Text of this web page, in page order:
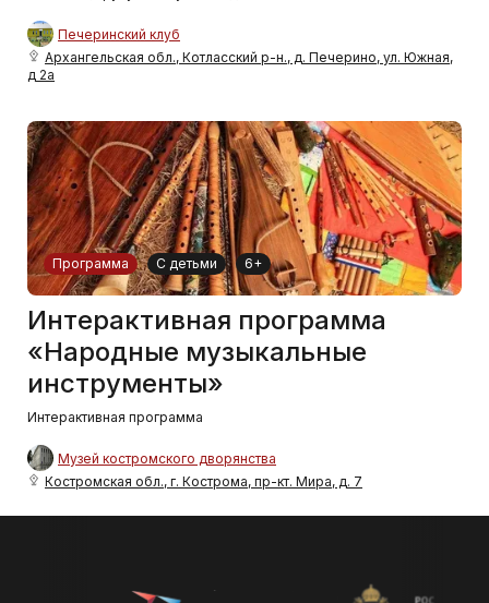
Печеринский клуб
Архангельская обл., Котласский р-н., д. Печерино, ул. Южная,
д 2а
Программа С детьми 6+
Интерактивная программа
«Народные музыкальные
инструменты»
Интерактивная программа
Музей костромского дворянства
Костромская обл., г. Кострома, пр-кт. Мира, д. 7